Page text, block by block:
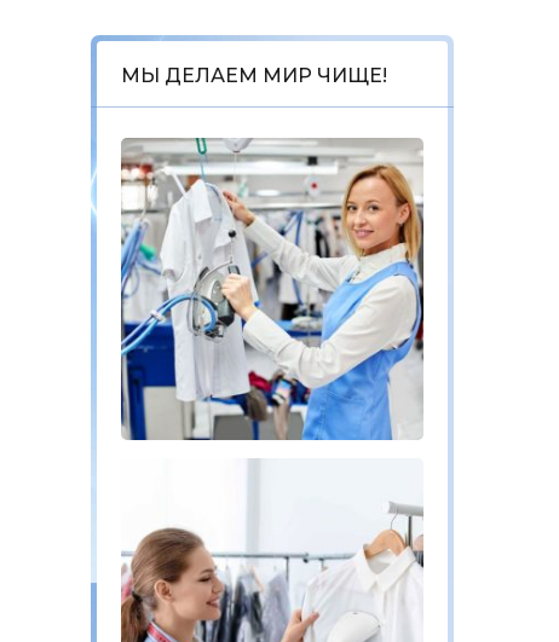
МЫ ДЕЛАЕМ МИР ЧИЩЕ!